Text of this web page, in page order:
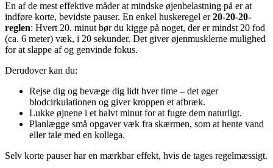
En af de mest effektive måder at mindske øjenbelastning på er at
indføre korte, bevidste pauser. En enkel huskeregel er20-20-20-
reglen: Hvert 20. minut bør du kigge på noget, der er mindst 20 fod
(ca. 6 meter) væk, i 20 sekunder. Det giver øjenmusklerne mulighed
for at slappe af og genvinde fokus.
Derudover kan du:
Rejse dig og bevæge dig lidt hver time – det øger
blodcirkulationen og giver kroppen et afbræk.
Lukke øjnene i et halvt minut for at fugte dem naturligt.
Planlægge små opgaver væk fra skærmen, som at hente vand
eller tale med en kollega.
Selv korte pauser har en mærkbar effekt, hvis de tages regelmæssigt.